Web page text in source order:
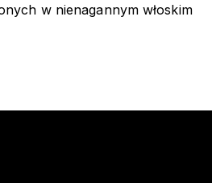
w nienagannym włoskim